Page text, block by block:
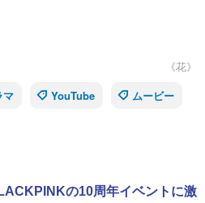
《花》
マ YouTube ムービー
の10周年イベントに激